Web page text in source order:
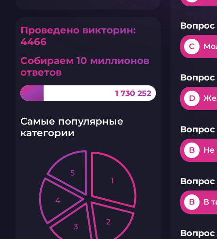
Проведено викторин:
4466
Собираем 10 миллионов
ответов
1 730 252
Самые популярные
категории
1
2
3
4
5
Вопрос
C
Вопрос
D
Вопрос
B Не
Вопрос
B В
Вопрос